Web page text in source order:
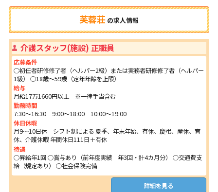
芙蓉荘 の求人情報
介護スタッフ(施設) 正職員
応募条件
○初任者研修修了者（ヘルパー2級）または実務者研修修了者（ヘルパー
1級） ○18歳～59歳（定年年齢を上限）
給与
月給17万1660円以上 ※一律手当含む
勤務時間
7:30～16:30 9:00～18:00 10:00～19:00
休日休暇
月9～10日休 シフト制による 夏季、年末年始、有休、慶弔、産休、育
休、介護休暇 年間休日111日＋有休
待遇
○昇給年1回 ○賞与あり（前年度実績 年3回・計4カ月分） ○交通費支
給（規定あり） ○社会保険完備
詳細を見る